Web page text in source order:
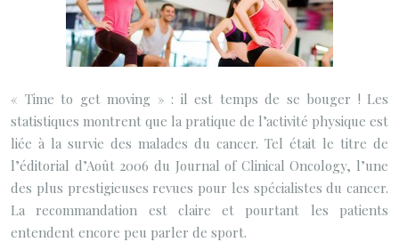
« Time to get moving » : il est temps de se bouger ! Les
statistiques montrent que la pratique de l’activité physique est
liée à la survie des malades du cancer. Tel était le titre de
l’éditorial d’Août 2006 du Journal of Clinical Oncology, l’une
des plus prestigieuses revues pour les spécialistes du cancer.
La recommandation est claire et pourtant les patients
entendent encore peu parler de sport.